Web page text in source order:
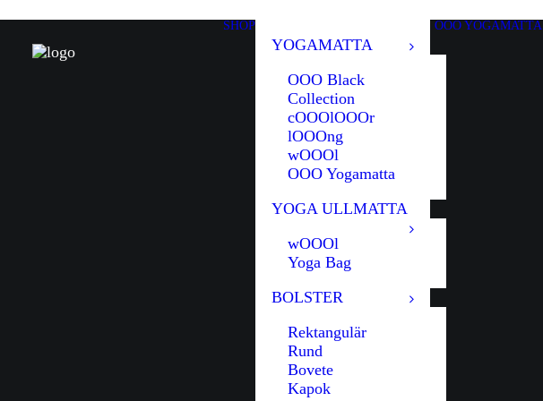
SHOP
YOGAMATTA
OOO Black
Collection
cOOOlOOOr
lOOOng
wOOOl
OOO Yogamatta
YOGA ULLMATTA
wOOOl
Yoga Bag
BOLSTER
Rektangulär
Rund
Bovete
Kapok
OOO YOGAMATTA